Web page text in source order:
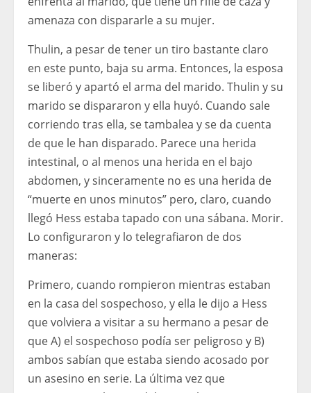
amenaza con dispararle a su mujer.
Thulin, a pesar de tener un tiro bastante claro
en este punto, baja su arma. Entonces, la esposa
se liberó y apartó el arma del marido. Thulin y su
marido se dispararon y ella huyó. Cuando sale
corriendo tras ella, se tambalea y se da cuenta
de que le han disparado. Parece una herida
intestinal, o al menos una herida en el bajo
abdomen, y sinceramente no es una herida de
“muerte en unos minutos” pero, claro, cuando
llegó Hess estaba tapado con una sábana. Morir.
Lo configuraron y lo telegrafiaron de dos
maneras:
Primero, cuando rompieron mientras estaban
en la casa del sospechoso, y ella le dijo a Hess
que volviera a visitar a su hermano a pesar de
que A) el sospechoso podía ser peligroso y B)
ambos sabían que estaba siendo acosado por
un asesino en serie. La última vez que